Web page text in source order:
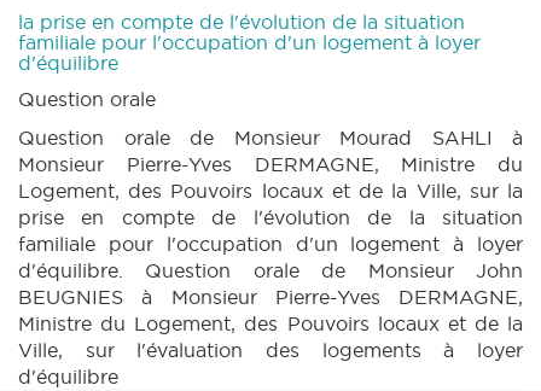
la prise en compte de l'évolution de la situation
familiale pour l'occupation d'un logement à loyer
d'équilibre
Question orale
Question orale de Monsieur Mourad SAHLI à
Monsieur Pierre-Yves DERMAGNE, Ministre du
Logement, des Pouvoirs locaux et de la Ville, sur la
prise en compte de l'évolution de la situation
familiale pour l'occupation d'un logement à loyer
d'équilibre. Question orale de Monsieur John
BEUGNIES à Monsieur Pierre-Yves DERMAGNE,
Ministre du Logement, des Pouvoirs locaux et de la
Ville, sur l'évaluation des logements à loyer
d'équilibre